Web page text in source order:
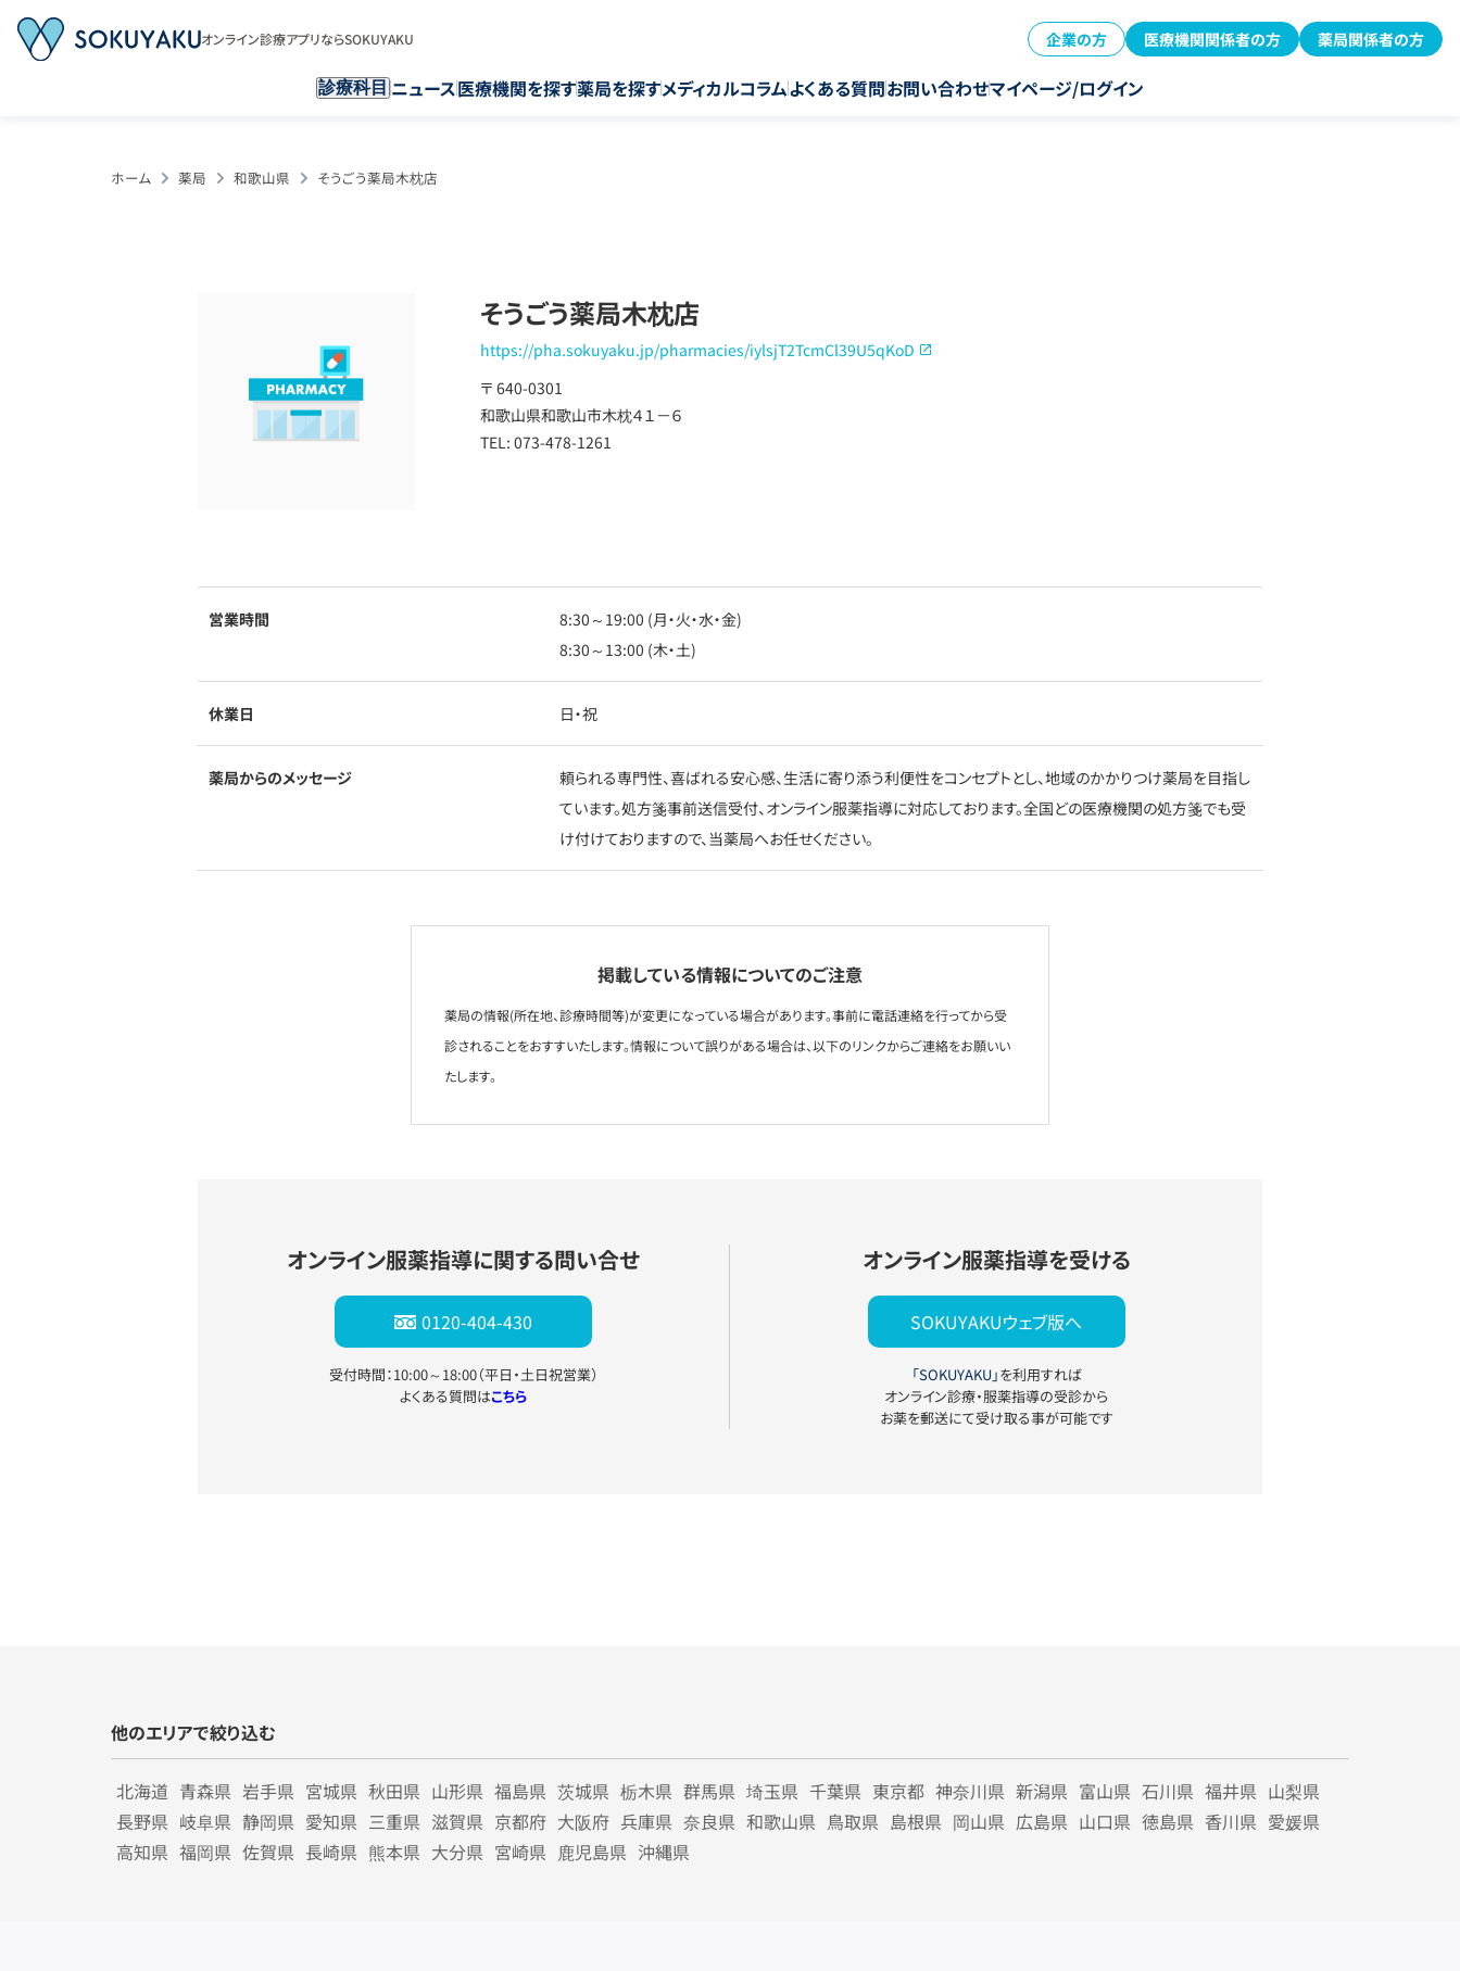
オンライン診療アプリならSOKUYAKU 企業の方 医療機関関係者の方 薬局関係者の方
診療科目 ニュース医療機関を探す薬局を探すメディカルコラムよくある質問お問い合わせマイページ/ログイン
ホーム 薬局 和歌山県 そうごう薬局木枕店
そうごう薬局木枕店
https://pha.sokuyaku.jp/pharmacies/iylsjT2TcmCl39U5qKoD
〒 640-0301
和歌山県和歌山市木枕４１－６
TEL: 073-478-1261
営業時間
8:30～19:00 (月・火・水・金)
8:30～13:00 (木・土)
休業日 日・祝
薬局からのメッセージ
頼られる専門性、喜ばれる安心感、生活に寄り添う利便性をコンセプトとし、地域のかかりつけ薬局を目指し
ています。処方箋事前送信受付、オンライン服薬指導に対応しております。全国どの医療機関の処方箋でも受
け付けておりますので、当薬局へお任せください。
掲載している情報についてのご注意
薬局の情報(所在地、診療時間等)が変更になっている場合があります。事前に電話連絡を行ってから受
診されることをおすすいたします。情報について誤りがある場合は、以下のリンクからご連絡をお願いい
たします。
オンライン服薬指導に関する問い合せ
0120-404-430
受付時間：10:00～18:00（平日・土日祝営業）
よくある質問はこちら
オンライン服薬指導を受ける
SOKUYAKUウェブ版へ
「SOKUYAKU」を利用すれば
オンライン診療・服薬指導の受診から
お薬を郵送にて受け取る事が可能です
他のエリアで絞り込む
北海道 青森県 岩手県 宮城県 秋田県 山形県 福島県 茨城県 栃木県 群馬県 埼玉県 千葉県 東京都 神奈川県 新潟県 富山県 石川県 福井県 山梨県
長野県 岐阜県 静岡県 愛知県 三重県 滋賀県 京都府 大阪府 兵庫県 奈良県 和歌山県 鳥取県 島根県 岡山県 広島県 山口県 徳島県 香川県 愛媛県
高知県 福岡県 佐賀県 長崎県 熊本県 大分県 宮崎県 鹿児島県 沖縄県